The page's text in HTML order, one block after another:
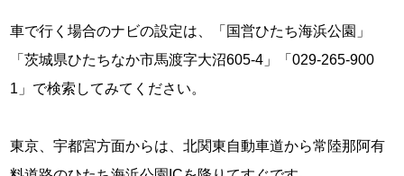
車で行く場合のナビの設定は、「国営ひたち海浜公園」
「茨城県ひたちなか市馬渡字大沼605-4」「029-265-900
1」で検索してみてください。
東京、宇都宮方面からは、北関東自動車道から常陸那阿有